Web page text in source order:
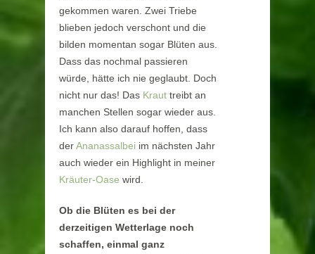
gekommen waren. Zwei Triebe
blieben jedoch verschont und die
bilden momentan sogar Blüten aus.
Dass das nochmal passieren
würde, hätte ich nie geglaubt. Doch
nicht nur das! Das Kraut treibt an
manchen Stellen sogar wieder aus.
Ich kann also darauf hoffen, dass
derAnanassalbei im nächsten Jahr
auch wieder ein Highlight in meiner
Kräuter-Oase wird.
Ob die Blüten es bei der
derzeitigen Wetterlage noch
schaffen, einmal ganz